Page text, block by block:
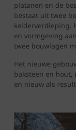
platanen en de
bestaat uit twee
kelderverdieping.
en vormgeving
twee bouwlagen
Het nieuwe
baksteen en hout,
en nieuw als